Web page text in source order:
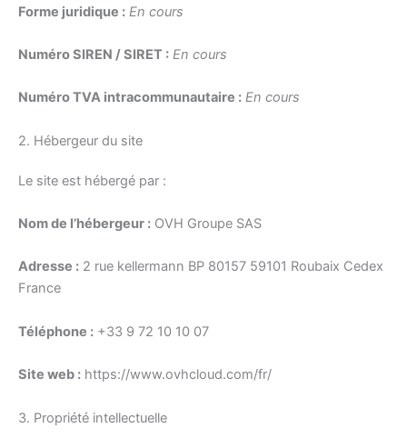
Forme juridique : En cours
Numéro SIREN / SIRET : En cours
Numéro TVA intracommunautaire : En cours
2. Hébergeur du site
Le site est hébergé par :
Nom de l’hébergeur : OVH Groupe SAS
Adresse : 2 rue kellermann BP 80157 59101 Roubaix Cedex
France
Téléphone : +33 9 72 10 10 07
Site web : https://www.ovhcloud.com/fr/
3. Propriété intellectuelle